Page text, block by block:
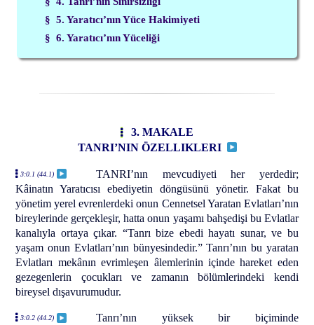
§ 5. Yaratıcı’nın Yüce Hakimiyeti
§ 6. Yaratıcı’nın Yüceliği
3. MAKALE
TANRI’NIN ÖZELLIKLERI
3:0.1 (44.1)
TANRI’nın mevcudiyeti her yerdedir;
Kâinatın Yaratıcısı ebediyetin döngüsünü yönetir. Fakat bu
yönetim yerel evrenlerdeki onun Cennetsel Yaratan Evlatları’nın
bireylerinde gerçekleşir, hatta onun yaşamı bahşedişi bu Evlatlar
kanalıyla ortaya çıkar. “Tanrı bize ebedi hayatı sunar, ve bu
yaşam onun Evlatları’nın bünyesindedir.” Tanrı’nın bu yaratan
Evlatları mekânın evrimleşen âlemlerinin içinde hareket eden
gezegenlerin çocukları ve zamanın bölümlerindeki kendi
bireysel dışavurumudur.
3:0.2 (44.2)
Tanrı’nın yüksek bir biçiminde